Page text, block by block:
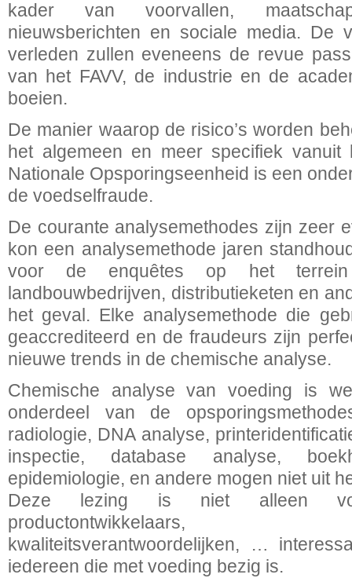
kader van voorvallen,
nieuwsberichten en sociale media. De
verleden zullen eveneens de revue
van het FAVV, de industrie en de
boeien.
De manier waarop de risico’s worden
het algemeen en meer specifiek
Nationale Opsporingseenheid is een
de voedselfraude.
De courante analysemethodes zijn zeer
kon een analysemethode jaren
voor de enquêtes op het terrein
landbouwbedrijven, distributieketen en
het geval. Elke analysemethode die
geaccrediteerd en de fraudeurs zijn
nieuwe trends in de chemische analyse.
Chemische analyse van voeding is
onderdeel van de
radiologie, DNA analyse,
inspectie, database analyse,
epidemiologie, en andere mogen niet uit
Deze lezing is niet alleen
productontwikkelaars,
kwaliteitsverantwoordelijken, …
iedereen die met voeding bezig is.